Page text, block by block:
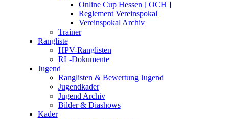
Online Cup Hessen [ OCH ]
Reglement Vereinspokal
Vereinspokal Archiv
Trainer
Rangliste
HPV-Ranglisten
RL-Dokumente
Jugend
Ranglisten & Bewertung Jugend
Jugendkader
Jugend Archiv
Bilder & Diashows
Kader